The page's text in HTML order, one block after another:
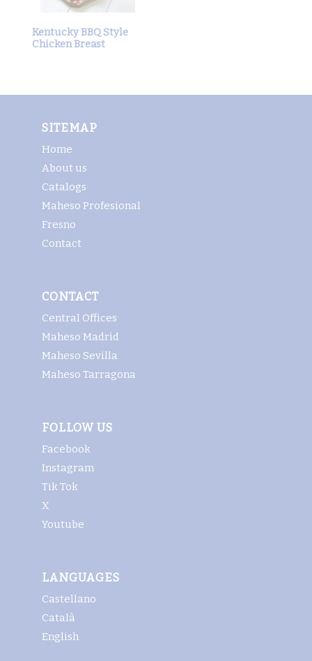
Kentucky BBQ Style
Chicken Breast
SITEMAP
Home
About us
Catalogs
Maheso Profesional
Fresno
Contact
CONTACT
Central Offices
Maheso Madrid
Maheso Sevilla
Maheso Tarragona
FOLLOW US
Facebook
Instagram
Tik Tok
X
Youtube
LANGUAGES
Castellano
Català
English